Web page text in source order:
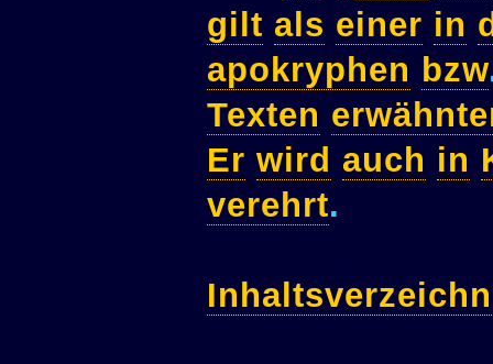
gilt als einer in
apokryphen bzw
Texten
Er wird auch in
verehrt.